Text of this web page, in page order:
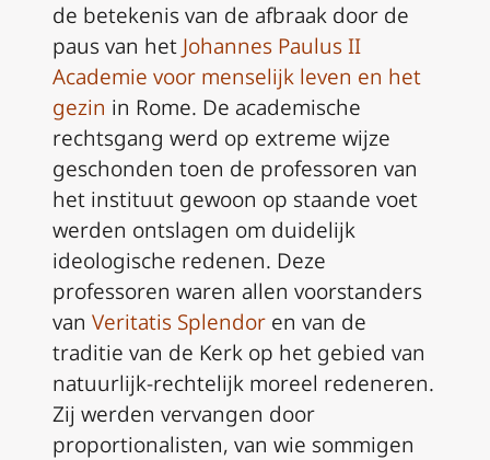
de betekenis van de afbraak door de
paus van het Johannes Paulus II
Academie voor menselijk leven en het
gezin in Rome. De academische
rechtsgang werd op extreme wijze
geschonden toen de professoren van
het instituut gewoon op staande voet
werden ontslagen om duidelijk
ideologische redenen. Deze
professoren waren allen voorstanders
van Veritatis Splendor en van de
traditie van de Kerk op het gebied van
natuurlijk-rechtelijk moreel redeneren.
Zij werden vervangen door
proportionalisten, van wie sommigen